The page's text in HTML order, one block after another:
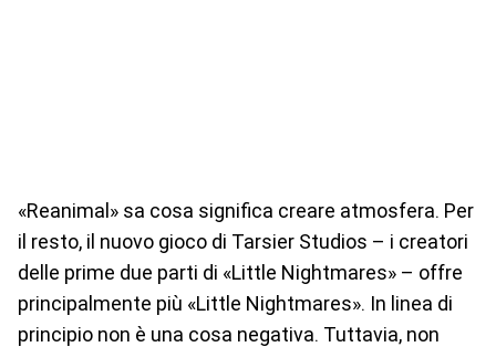
«Reanimal» sa cosa significa creare atmosfera. Per
il resto, il nuovo gioco di Tarsier Studios – i creatori
delle prime due parti di «Little Nightmares» – offre
principalmente più «Little Nightmares». In linea di
principio non è una cosa negativa. Tuttavia, non